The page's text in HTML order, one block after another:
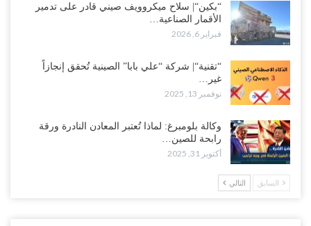
“بكين“| سلاح ميكروويف صيني قادر على تدمير
الأقمار الصناعية…
فبراير 6, 2026
“تقنية“| شركة “علي بابا” الصينية تُحقق إنجازاً
غير…
نوفمبر 13, 2025
وكالة بلومبرغ: لماذا تُعتبر المعادن النادرة ورقة
رابحة للصين…
أكتوبر 31, 2025
السابق التالي